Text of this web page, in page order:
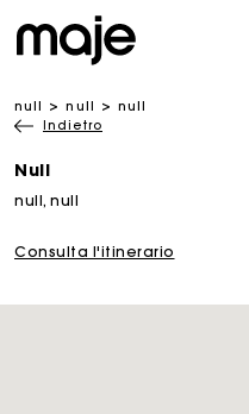
null null null
Indietro
Null
null, null
Consulta l'itinerario